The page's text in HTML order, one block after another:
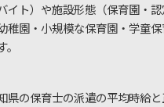
イト）や施設形態（保育園・
稚園・小規模な保育園・学童
。
県の保育士の派遣の平均時給